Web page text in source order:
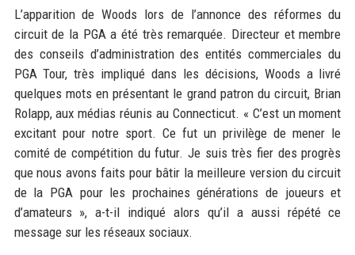
L’apparition de Woods lors de l’annonce des réformes du
circuit de la PGA a été très remarquée. Directeur et membre
des conseils d’administration des entités commerciales du
PGA Tour, très impliqué dans les décisions, Woods a livré
quelques mots en présentant le grand patron du circuit, Brian
Rolapp, aux médias réunis au Connecticut. « C’est un moment
excitant pour notre sport. Ce fut un privilège de mener le
comité de compétition du futur. Je suis très fier des progrès
que nous avons faits pour bâtir la meilleure version du circuit
de la PGA pour les prochaines générations de joueurs et
d’amateurs », a-t-il indiqué alors qu’il a aussi répété ce
message sur les réseaux sociaux.